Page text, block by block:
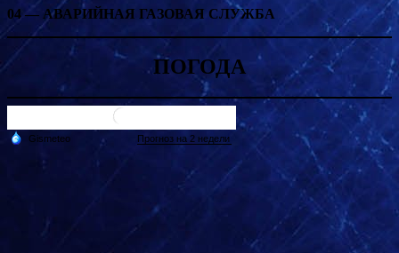
04 — АВАРИЙНАЯ ГАЗОВАЯ СЛУЖБА
ПОГОДА